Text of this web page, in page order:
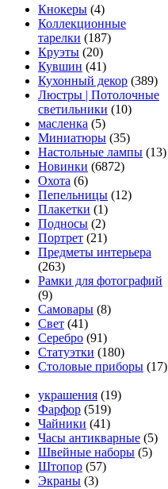
Кнокеры (4)
Коллекционные
тарелки (187)
Круэты (20)
Кувшин (41)
Кухонный декор (389)
Люстры | Потолочные
светильники (10)
масленка (5)
Миниатюры (35)
Настольные лампы (13)
Новинки (6872)
Охота (6)
Пепельницы (12)
Плакетки (1)
Подносы (2)
Портрет (21)
Предметы интерьера
(263)
Рамки для фотографий
(9)
Самовары (8)
Свет (41)
Серебро (91)
Статуэтки (180)
Столовые приборы (17)
украшения (19)
Фарфор (519)
Чайники (41)
Часы антикварные (5)
Швейные наборы (5)
Штопор (57)
Экраны (3)